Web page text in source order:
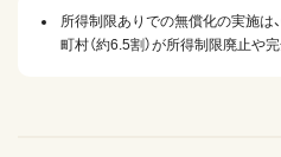
所得制限ありでの無償化の実施は
町村（約6.5割）が所得制限廃止や